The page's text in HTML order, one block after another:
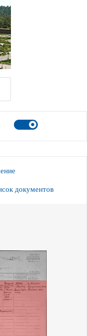
документов